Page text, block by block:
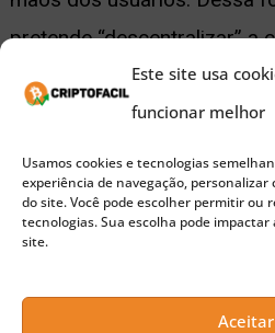
Este site usa
funcionar melhor
Usamos cookies e tecnologias
experiência de navegação,
do site. Você pode escolher permitir ou
tecnologias. Sua escolha pode
site.
Aceitar
pretende “descentralizar” a
Só que este anúncio levou
token, algo que a empresa
enquanto.
Alex Jupiter, gerente sênior
necessidade de lançar um